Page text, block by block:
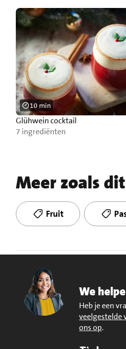
Glühwein cocktail
7 ingrediënten
10 min
Meer zoals dit
Fruit
We
Heb je een
veelgestelde
ons op.